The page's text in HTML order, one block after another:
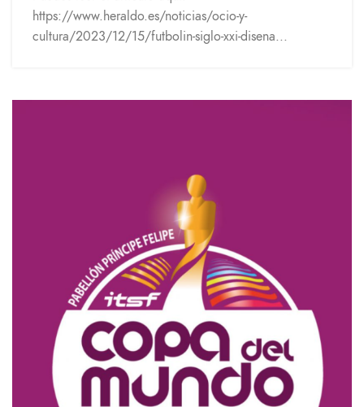
https://www.heraldo.es/noticias/ocio-y-
cultura/2023/12/15/futbolin-siglo-xxi-disena...